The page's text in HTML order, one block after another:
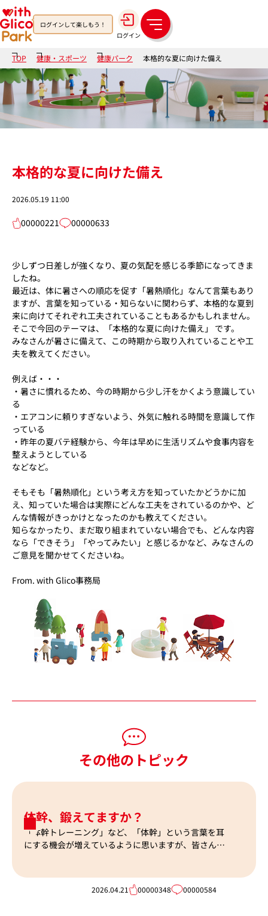
ログインして楽しもう！
ログイン
メ
ニ
ュ
ー
TOP 健康・スポーツ 健康パーク 本格的な夏に向けた備え
本格的な夏に向けた備え
2026.05.19 11:00
00000221 00000633
少しずつ日差しが強くなり、夏の気配を感じる季節になってきま
したね。
最近は、体に暑さへの順応を促す「暑熱順化」なんて言葉もあり
ますが、言葉を知っている・知らないに関わらず、本格的な夏到
来に向けてそれぞれ工夫されていることもあるかもしれません。
そこで今回のテーマは、「本格的な夏に向けた備え」 です。
みなさんが暑さに備えて、この時期から取り入れていることや工
夫を教えてください。
例えば・・・
・暑さに慣れるため、今の時期から少し汗をかくよう意識してい
る
・エアコンに頼りすぎないよう、外気に触れる時間を意識して作
っている
・昨年の夏バテ経験から、今年は早めに生活リズムや食事内容を
整えようとしている
などなど。
そもそも「暑熱順化」という考え方を知っていたかどうかに加
え、知っていた場合は実際にどんな工夫をされているのかや、 ど
んな情報がきっかけとなったのかも教えてください。
知らなかったり、まだ取り組まれていない場合でも、どんな内容
なら「できそう」「やってみたい」と感じるかなど、みなさんの
ご意見を聞かせてくださいね。
From. with Glico事務局
その他のトピック
体幹、鍛えてますか？
「体幹トレーニング」など、「体幹」という言葉を耳
にする機会が増えているように思いますが、皆さんは
2026.04.21 00000348 00000584